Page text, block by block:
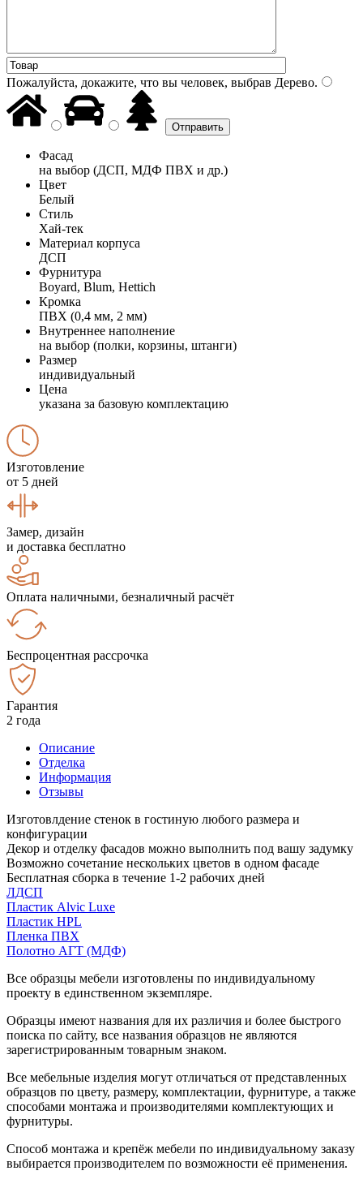
Пожалуйста, докажите, что вы человек, выбрав Дерево.
Фасад
на выбор (ДСП, МДФ ПВХ и др.)
Цвет
Белый
Стиль
Хай-тек
Материал корпуса
ДСП
Фурнитура
Boyard, Blum, Hettich
Кромка
ПВХ (0,4 мм, 2 мм)
Внутреннее наполнение
на выбор (полки, корзины, штанги)
Размер
индивидуальный
Цена
указана за базовую комплектацию
Изготовление
от 5 дней
Замер, дизайн
и доставка бесплатно
Оплата наличными, безналичный расчёт
Беспроцентная рассрочка
Гарантия
2 года
Описание
Отделка
Информация
Отзывы
Изготовлдение стенок в гостиную любого размера и
конфигурации
Декор и отделку фасадов можно выполнить под вашу задумку
Возможно сочетание нескольких цветов в одном фасаде
Бесплатная сборка в течение 1-2 рабочих дней
ЛДСП
Пластик Alvic Luxe
Пластик HPL
Пленка ПВХ
Полотно АГТ (МДФ)
Все образцы мебели изготовлены по индивидуальному
проекту в единственном экземпляре.
Образцы имеют названия для их различия и более быстрого
поиска по сайту, все названия образцов не являются
зарегистрированным товарным знаком.
Все мебельные изделия могут отличаться от представленных
образцов по цвету, размеру, комплектации, фурнитуре, а также
способами монтажа и производителями комплектующих и
фурнитуры.
Способ монтажа и крепёж мебели по индивидуальному заказу
выбирается производителем по возможности её применения.